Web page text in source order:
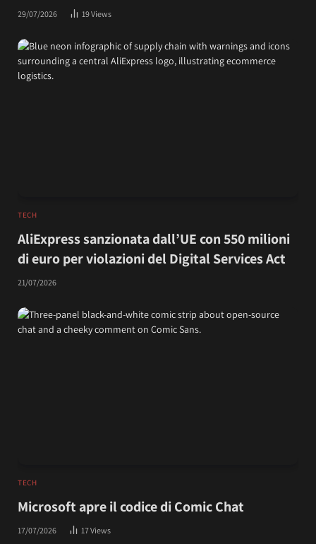
29/07/2026 19Views
TECH
AliExpress sanzionata dall’UE con 550 milioni
di euro per violazioni del Digital Services Act
21/07/2026
TECH
Microsoft apre il codice di Comic Chat
17/07/2026 17Views